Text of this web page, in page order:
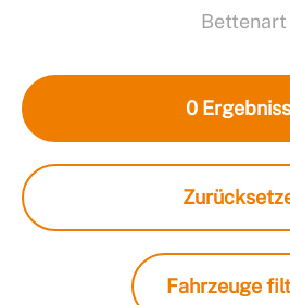
Bettenart
0
Fahrzeuge